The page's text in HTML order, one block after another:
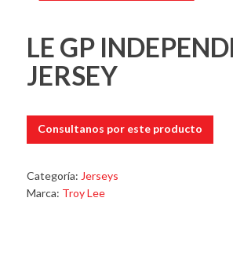
LE GP
JERSEY
Consultanos por este producto
Categoría: Jerseys
Marca: Troy Lee